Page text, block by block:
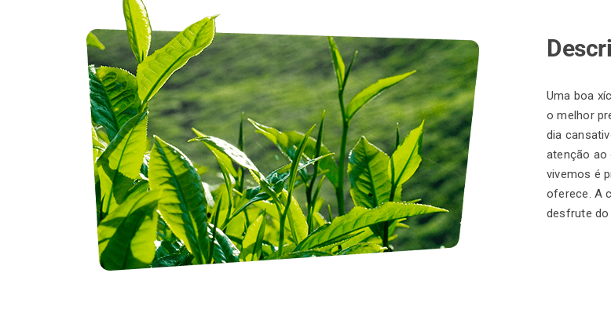
Uma boa
o melhor
dia
atenção ao
vivemos é
oferece. A
desfrute do